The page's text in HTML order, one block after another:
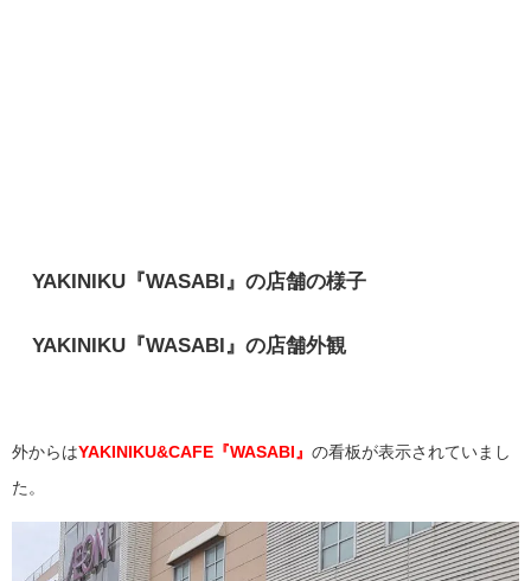
YAKINIKU『WASABI』の店舗の様子
YAKINIKU『WASABI』の店舗外観
外からはYAKINIKU&CAFE『WASABI』 の看板が表示されていまし
た。